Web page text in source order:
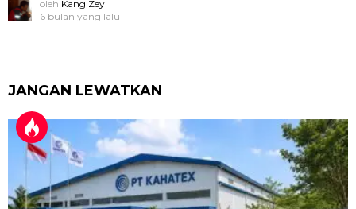
oleh Kang Zey
6 bulan yang lalu
JANGAN LEWATKAN